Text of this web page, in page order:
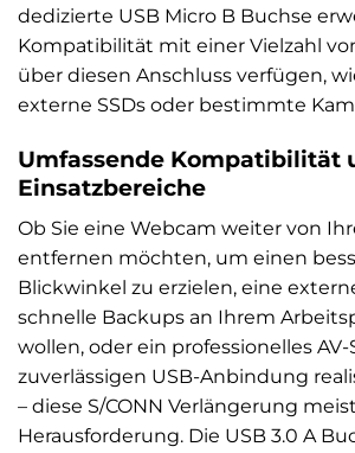
dedizierte USB Micro B Buchse
Kompatibilität mit einer Vielzahl
über diesen Anschluss verfügen,
externe SSDs oder bestimmte
Umfassende Kompatibilität
Einsatzbereiche
Ob Sie eine Webcam weiter von
entfernen möchten, um einen
Blickwinkel zu erzielen, eine
schnelle Backups an Ihrem
wollen, oder ein professionelles
zuverlässigen USB-Anbindung
– diese S/CONN Verlängerung
Herausforderung. Die USB 3.0 A